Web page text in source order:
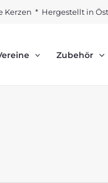
Kerzen * Hergestellt in
Zubehör